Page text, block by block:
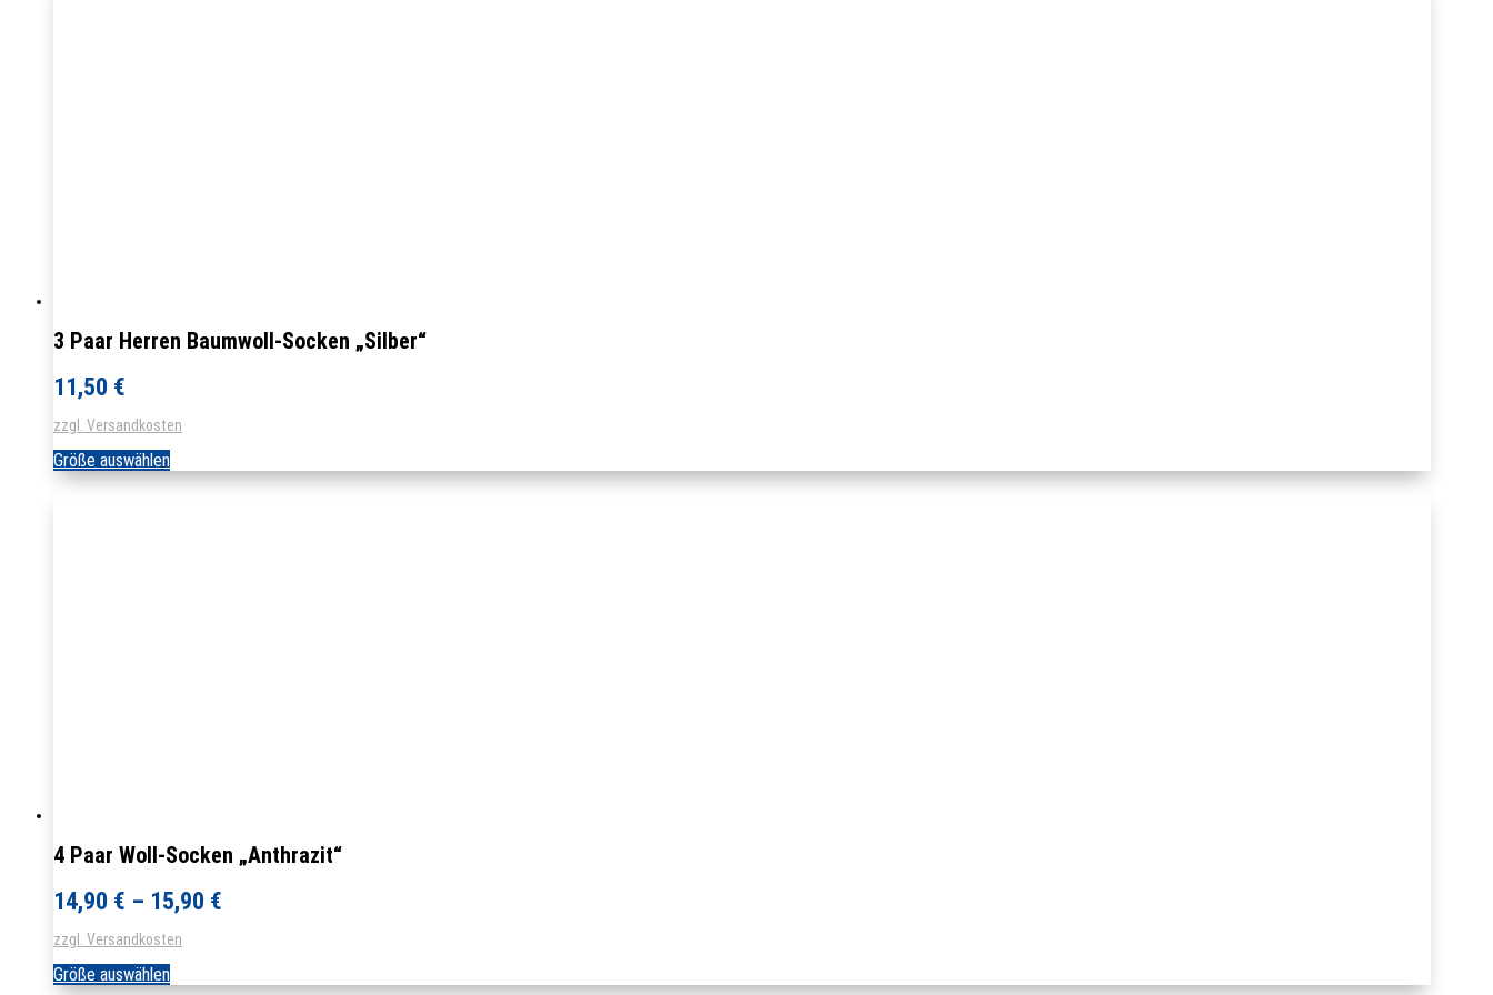
3 Paar Herren Baumwoll-Socken „Silber“
11,50 €
zzgl. Versandkosten
Größe auswählenDieses
Produkt
4 Paar Woll-Socken „Anthrazit“
14,90 € – 15,90 €
zzgl. Versandkosten
Größe auswählenDieses
Produkt